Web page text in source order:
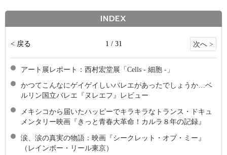
INDEX
< 戻る 1 / 31 次へ >
アート展レポート：西村宏堂展「Cells - 細胞 -」
かつてこんなにゲイゲイしいバレエがあったでしょうか…ベ
ルリン国立バレエ『ヌレエフ』レビュー
メキシコから届いたハッピーでキラキラなトランス・ドキュ
メンタリー映画『きっと青春大革命！カルラ８年の記録』
涙、涙の真実の物語：映画『シークレット・オブ・ミー』
（レインボー・リール東京）